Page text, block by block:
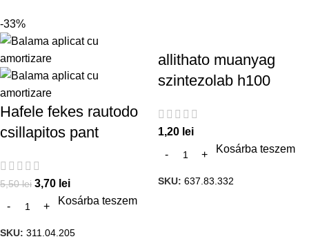
-33%
Hafele fekes rautodo
csillapitos pant
5,50lei 3,70 lei
Kosárba teszem
SKU: 311.04.205
allithato muanyag
szintezolab h100
1,20 lei
Kosárba teszem
SKU: 637.83.332